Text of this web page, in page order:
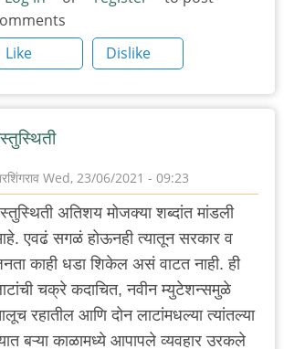
Like
Dislike
Wed, 23/06/2021 - 09:23
अतिशय मोजक्या शब्दांत मांडली
एवढं सगळं होऊनही त्यातून सरकार व
काही धडा शिकेल असं वाटत नाही. ही
चक्रे कदाचित, नवीन म्युटेशन्समुळे
रहातील आणि दोन लाटांमधल्या त्यांतल्या
बऱ्या काळामध्ये आपापले व्यवहार उरकले